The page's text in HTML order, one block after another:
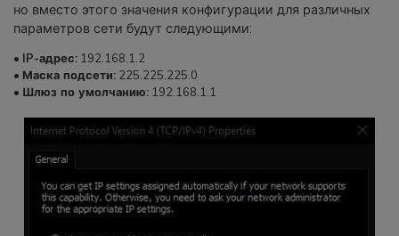
но вместо этого значения конфигурации для различных
параметров сети будут следующими:
• IP-адрес: 192.168.1.2
• Маска подсети: 225.225.225.0
• Шлюз по умолчанию: 192.168.1.1